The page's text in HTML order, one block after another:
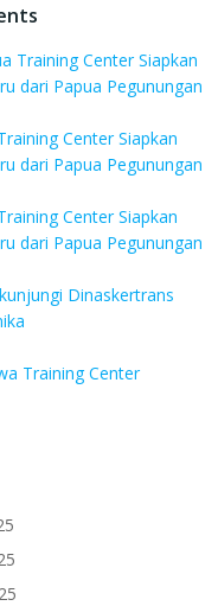
Training Center Siapkan
dari Papua Pegunungan
Center Siapkan
dari Papua Pegunungan
Center Siapkan
dari Papua Pegunungan
Dinaskertrans
Training Center